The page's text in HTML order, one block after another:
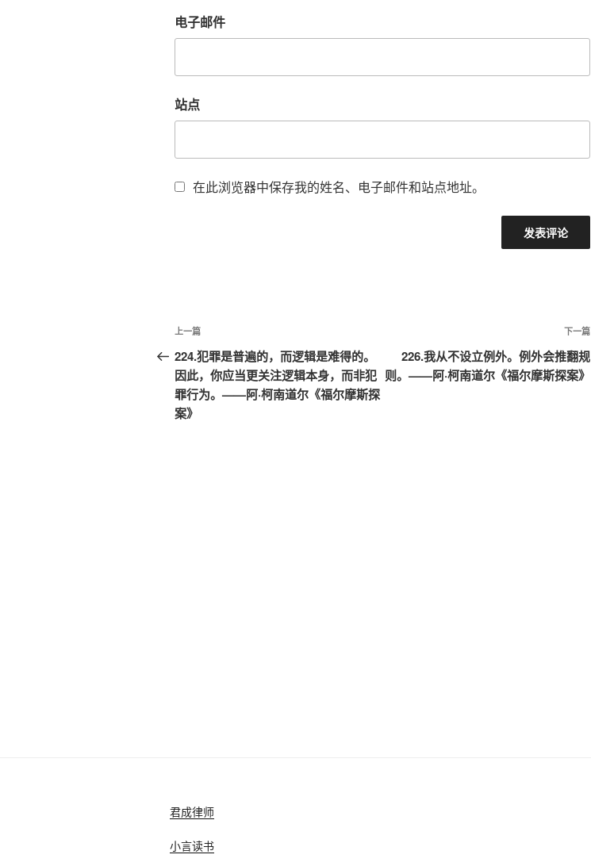
电子邮件
站点
在此浏览器中保存我的姓名、电子邮件和站点地址。
文
章
导
航
上
一
篇
文
章
上一篇
224.犯罪是普遍的，而逻辑是难得的。
因此，你应当更关注逻辑本身，而非犯
罪行为。——阿·柯南道尔《福尔摩斯探
案》
下一篇
226.我从不设立例外。例外会推翻规
则。——阿·柯南道尔《福尔摩斯探案》
君成律师
小言读书